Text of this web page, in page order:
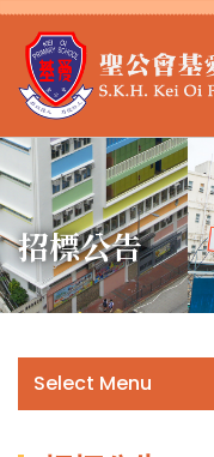
招標公告
Select Menu